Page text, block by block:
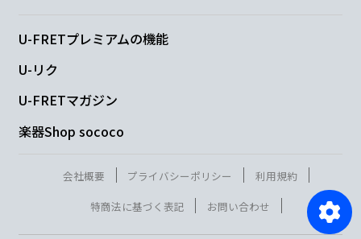
U-FRETプレミアムの機能
U-リク
U-FRETマガジン
楽器Shop sococo
会社概要 プライバシーポリシー
利用規約
特商法に基づく表記
お問い合わせ